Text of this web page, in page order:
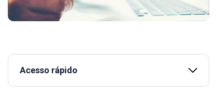
Acesso rápido